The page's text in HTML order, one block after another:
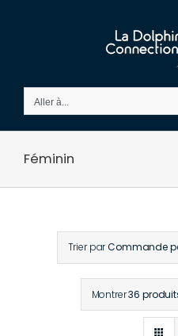
Aller à...
Féminin
Trier parCommande
Montrer36